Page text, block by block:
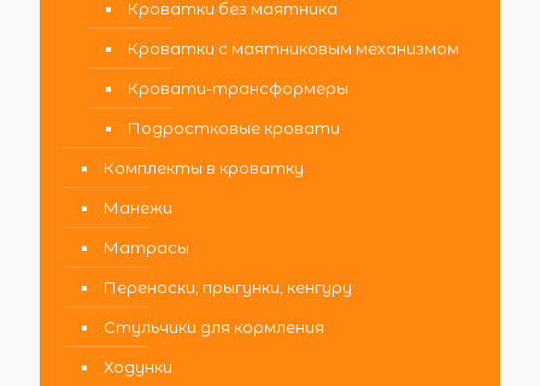
Кроватки без маятника
Кроватки с маятниковым механизмом
Кровати-трансформеры
Подростковые кровати
Комплекты в кроватку
Манежи
Матрасы
Переноски, прыгунки, кенгуру
Стульчики для кормления
Ходунки